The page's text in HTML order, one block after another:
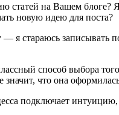
статей на Вашем блоге?
новую идею для поста?
я стараюсь записывать
способ выбора
значит, что она
подключает